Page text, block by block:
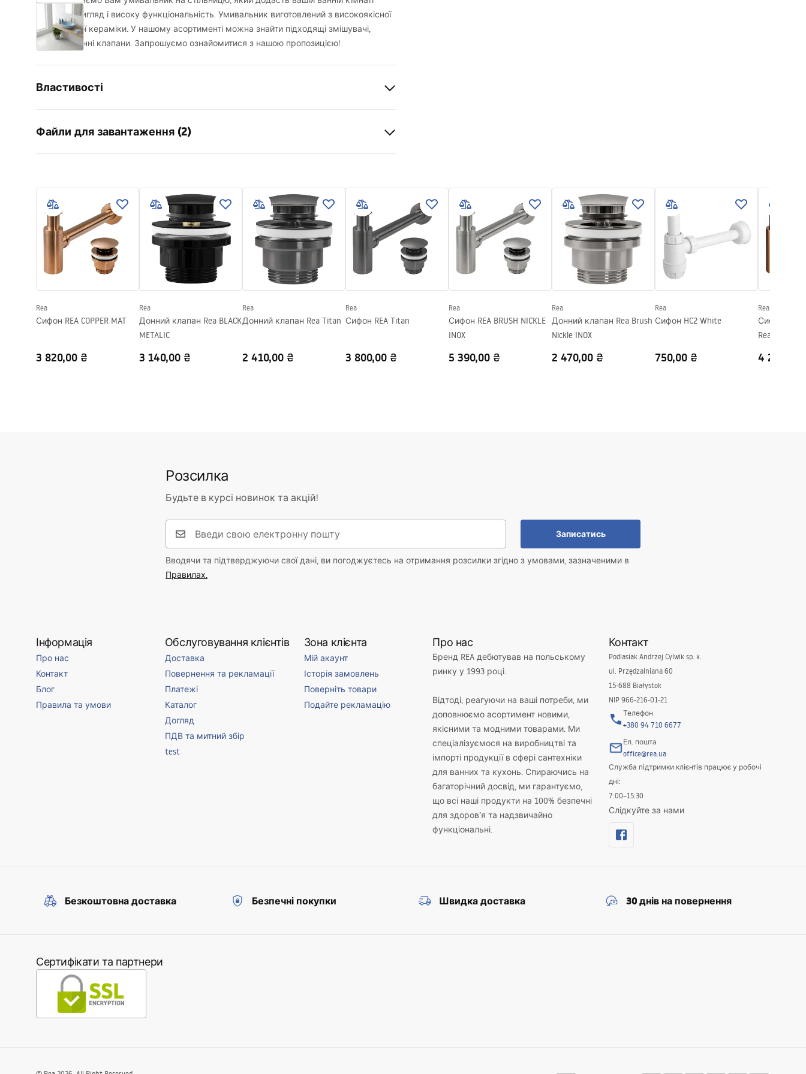
сучасний вигляд і високу функціональність. Умивальник виготовлений з високоякісної
сантехнічної кераміки. У нашому асортименті можна знайти підходящі змішувачі,
сифони і донні клапани. Запрошуємо ознайомитися з нашою пропозицією!
Властивості
Матеріал
Колір
Синій
Ширина
Висота
140
Глибина
Форма
Отвір на змішувач
Ні
Переливний отвір
Файли для завантаження (2)
Warranty_Terms_and_Conditions_
Basins_-_5.pdf
Rea
Сифон REA COPPER MAT
3 820,00 ₴
Rea
Донний клапан Rea BLACK
METALIC
3 140,00 ₴
Rea
Донний клапан Rea Titan
2 410,00 ₴
Rea
Сифон REA Titan
3 800,00 ₴
Rea
Сифон REA BRUSH NICKLE
INOX
5 390,00 ₴
Rea
Донний клапан Rea Brush
Nickle INOX
2 470,00 ₴
Rea
Сифон HC2 White
750,00 ₴
Rea
Сифон для
Rea Copper
4 210,00
Розсилка
Будьте в курсі новинок та акцій!
Записатись
Вводячи та підтверджуючи свої дані, ви погоджуєтесь на отримання розсилки згідно з умовами, зазначеними в
Правилах.
Інформація
Про нас
Контакт
Блог
Правила та умови
Обслуговування клієнтів
Доставка
Повернення та рекламації
Платежі
Каталог
Догляд
ПДВ та митний збір
test
Зона клієнта
Мій акаунт
Історія замовлень
Поверніть товари
Подайте рекламацію
Про нас
Бренд REA дебютував на польському
ринку у 1993 році.
Відтоді, реагуючи на ваші потреби, ми
доповнюємо асортимент новими,
якісними та модними товарами. Ми
спеціалізуємося на виробництві та
імпорті продукції в сфері сантехніки
для ванних та кухонь. Спираючись на
багаторічний досвід, ми гарантуємо,
що всі наші продукти на 100% безпечні
для здоров’я та надзвичайно
функціональні.
Контакт
Podlasiak Andrzej Cylwik sp. k.
ul. Przędzalniana 60
15-688 Białystok
NIP 966-216-01-21
Телефон
+380 94 710 6677
Ел. пошта
office@rea.ua
Служба підтримки клієнтів працює у робочі
дні:
7:00–15:30
Слідкуйте за нами
Безкоштовна доставка Безпечні покупки Швидка доставка 30 днів на повернення
Сертифікати та партнери